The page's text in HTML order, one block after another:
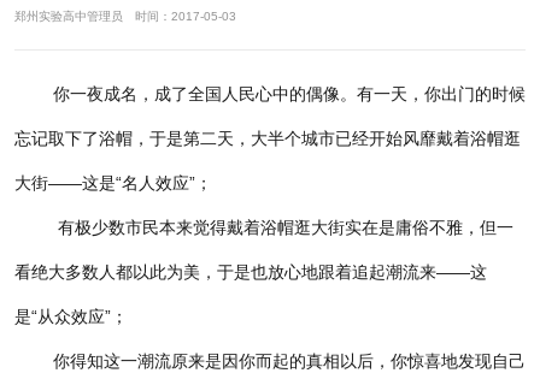
郑州实验高中管理员 时间：2017-05-03
你一夜成名，成了全国人民心中的偶像。有一天，你出门的时候
忘记取下了浴帽，于是第二天，大半个城市已经开始风靡戴着浴帽逛
大街——这是“名人效应”；
有极少数市民本来觉得戴着浴帽逛大街实在是庸俗不雅，但一
看绝大多数人都以此为美，于是也放心地跟着追起潮流来——这
是“从众效应”；
你得知这一潮流原来是因你而起的真相以后，你惊喜地发现自己